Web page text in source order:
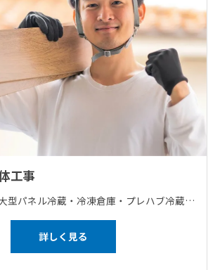
工事
【施工・解体】 大型パネル冷蔵・冷凍倉庫・プレハブ冷蔵・冷凍庫・食品工業用クリーンルーム・工業用クリーンルーム・内装耐火間仕切 【どの仕事も一人では行いません】 1班が出張の際は残りの3班が大阪の作業を行うなど、4つ班を分けて仕事を回しております。 ※全員で作業を行う場合もあります。 【研修について】 マンツーマンでしっかりを教えていきます！
詳しく見る